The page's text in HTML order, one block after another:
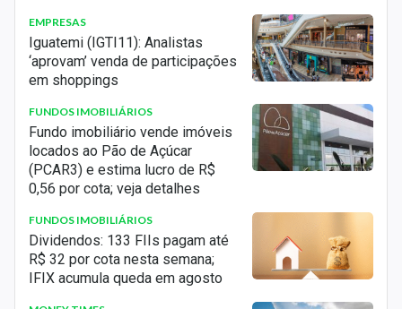
B1003
B3SA3
B3 ON NM
BAHI3
BAHI3
BALM3
BAUMER ON
BALM4
BAUMER PN
BAUH3
EXCELSIOR ON
BAUH4
EXCELSIOR PN
BBAS3
BRASIL ON NM
BBDC3
BRADESCO ON EJS N1
ALZR11
FII ALIANZA CI
ALZT11
ALZT11
AMAZ11
NAS CAD PROD AGRO
ANCR11
FII ANCAR ICCI
APTO11
FII NAVI RSDCI ER
APXM11
FII APEX MS CI
APXR11
FII APEX REALTY
APXU11
APEX URB FII
ARCT11
RIZA ARCTIUM REAL ESTATE FDO INV
EMPRESAS
Iguatemi (IGTI11): Analistas
‘aprovam’ venda de participações
em shoppings
FUNDOS IMOBILIÁRIOS
Fundo imobiliário vende imóveis
locados ao Pão de Açúcar
(PCAR3) e estima lucro de R$
0,56 por cota; veja detalhes
FUNDOS IMOBILIÁRIOS
Dividendos: 133 FIIs pagam até
R$ 32 por cota nesta semana;
IFIX acumula queda em agosto